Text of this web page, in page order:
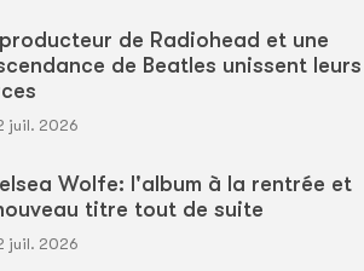
producteur de Radiohead et une
de Beatles unissent leurs
juil. 2026
Wolfe: l'album à la rentrée et
titre tout de suite
juil. 2026